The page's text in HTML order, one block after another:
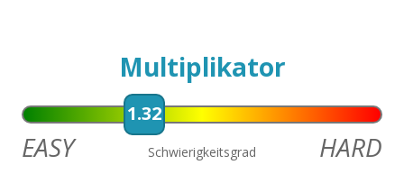
Multiplikator
1.32
EASY Schwierigkeitsgrad HARD